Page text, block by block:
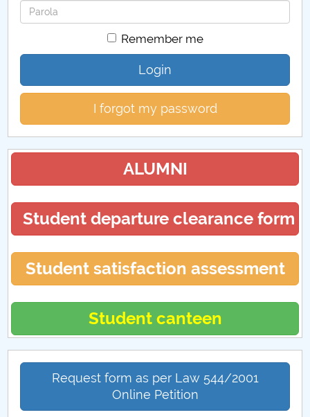
Password
Remember me
Login
I forgot my password
ALUMNI
Student departure clearance form
Student satisfaction assessment
Student canteen
Request form as per Law 544/2001
Online Petition